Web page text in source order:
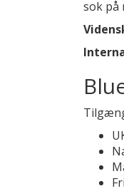
sok på